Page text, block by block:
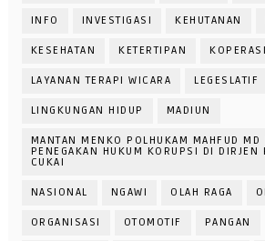
INFO INVESTIGASI KEHUTANAN
KESEHATAN KETERTIPAN KOPERASI
LAYANAN TERAPI WICARA LEGESLATIF
LINGKUNGAN HIDUP MADIUN
MANTAN MENKO POLHUKAM MAHFUD MD
PENEGAKAN HUKUM KORUPSI DI DIRJEN
CUKAI
NASIONAL NGAWI OLAH RAGA
ORGANISASI OTOMOTIF PANGAN